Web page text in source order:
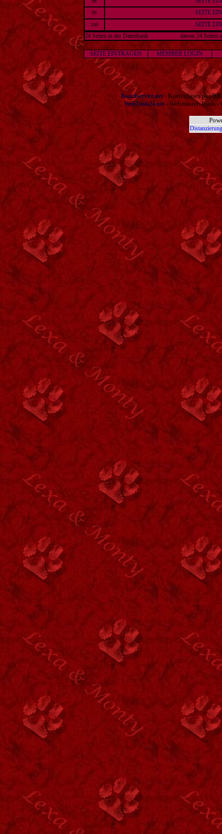
99 SEITE
100
SEITE
24 Seiten in der Datenbank
davon 24 Seiten
SEITE EINTRAGEN MEMBER LOGIN
Boardservice.net- Kostenloses
WebTools24.net- Webmaster-Tools -